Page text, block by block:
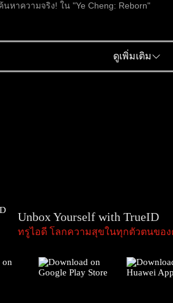
นหาความจริง! ใน "Ye Cheng: Reborn"
ดูเพิ่มเติม
Unbox Yourself with TrueID
ทรูไอดี โลกความสุขในทุกตัวตนขอ